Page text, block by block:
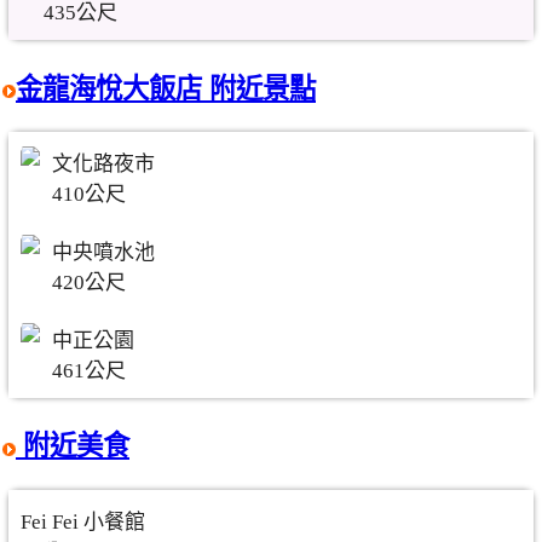
435公尺
金龍海悅大飯店 附近景點
文化路夜市
410公尺
中央噴水池
420公尺
中正公園
461公尺
附近美食
Fei Fei 小餐館